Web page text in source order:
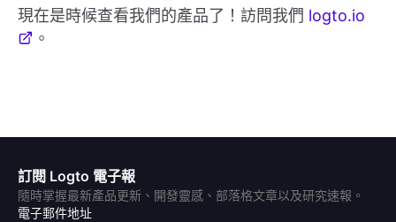
現在是時候查看我們的產品了！訪問我們 logto.io
。
訂閱 Logto 電子報
隨時掌握最新產品更新、開發靈感、部落格文章以及研究速報。
電子郵件地址